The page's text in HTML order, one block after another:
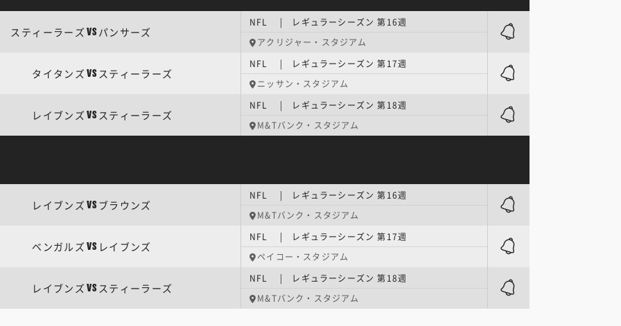
スティーラーズ VS パンサーズ
NFL | レギュラーシーズン 第16週
アクリジャー・スタジアム
タイタンズ VS スティーラーズ
NFL | レギュラーシーズン 第17週
ニッサン・スタジアム
レイブンズ VS スティーラーズ
NFL | レギュラーシーズン 第18週
M&Tバンク・スタジアム
レイブンズ VS ブラウンズ
NFL | レギュラーシーズン 第16週
M&Tバンク・スタジアム
ベンガルズ VS レイブンズ
NFL | レギュラーシーズン 第17週
ペイコー・スタジアム
レイブンズ VS スティーラーズ
NFL | レギュラーシーズン 第18週
M&Tバンク・スタジアム